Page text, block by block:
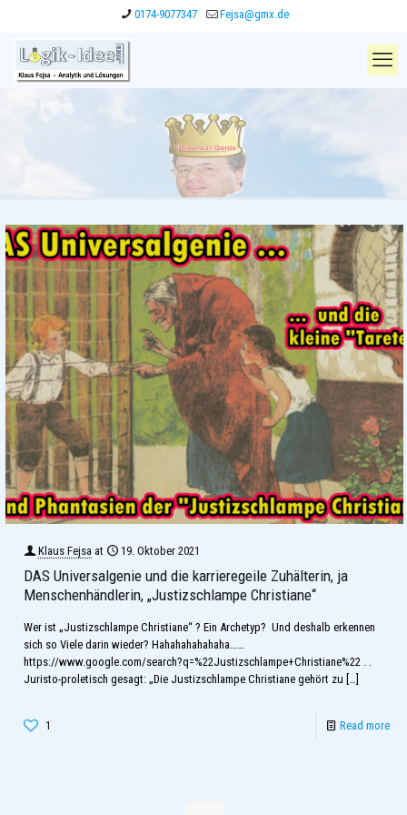
0174-9077347 Fejsa@gmx.de
Klaus Fejsa at 19. Oktober 2021
DAS Universalgenie und die karrieregeile Zuhälterin, ja
Menschenhändlerin, „Justizschlampe Christiane“
Wer ist „Justizschlampe Christiane“ ? Ein Archetyp? Und deshalb erkennen
sich so Viele darin wieder? Hahahahahahaha……
https://www.google.com/search?q=%22Justizschlampe+Christiane%22 . .
Juristo-proletisch gesagt: „Die Justizschlampe Christiane gehört zu […]
1 Read more